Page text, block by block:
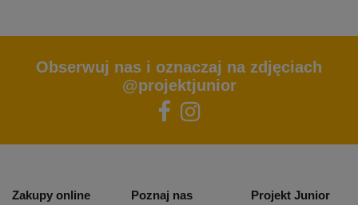
Obserwuj nas i oznaczaj na zdjęciach
@projektjunior
Zakupy online Poznaj nas Projekt Junior